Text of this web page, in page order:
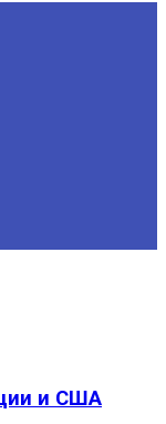
и США